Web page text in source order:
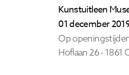
Kunstuitleen
01 december
Op
Hoflaan 26 - 1861